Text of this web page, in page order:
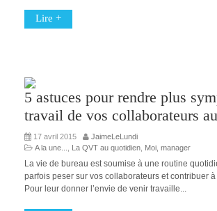
Lire +
5 astuces pour rendre plus
travail de vos collaborateurs
17 avril 2015
JaimeLeLundi
A la une..., La QVT au quotidien, Moi, manager
La vie de bureau est soumise à une routine
parfois peser sur vos collaborateurs et contribuer
Pour leur donner l’envie de venir travaille...